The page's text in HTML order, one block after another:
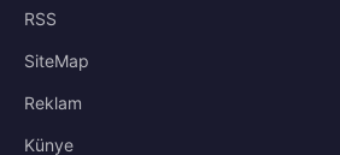
RSS
SiteMap
Reklam
Künye